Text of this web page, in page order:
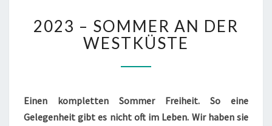
–
SOMMER
AN
DER
2023 – SOMMER AN DER
WESTKÜSTE
Einen kompletten Sommer Freiheit. So eine
Gelegenheit gibt es nicht oft im Leben. Wir haben sie